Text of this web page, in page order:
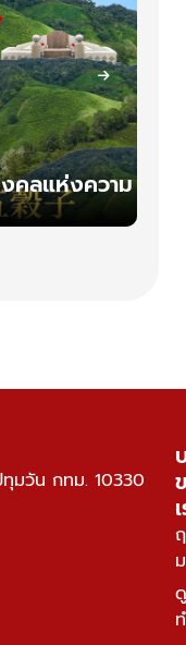
คลแห่งความ
ทุมวัน กทม. 10330